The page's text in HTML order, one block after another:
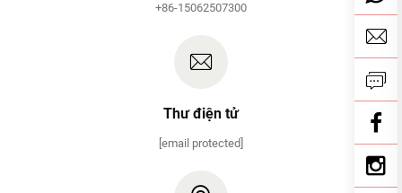
+86-15062507300
Thư điện tử
[email protected]